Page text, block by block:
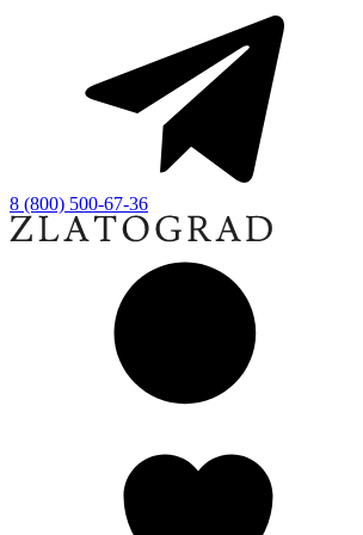
8 (800) 500-67-36